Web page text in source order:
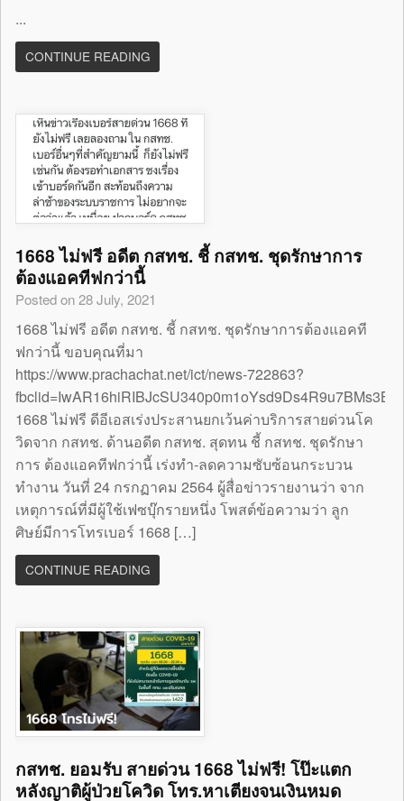
...
CONTINUE READING
1668 ไม่ฟรี อดีต กสทช. ชี้ กสทช. ชุดรักษาการ
ต้องแอคทีฟกว่านี้
Posted on 28 July, 2021
1668 ไม่ฟรี อดีต กสทช. ชี้ กสทช. ชุดรักษาการต้องแอคที
ฟกว่านี้ ขอบคุณที่มา
https://www.prachachat.net/ict/news-722863?
1668 ไม่ฟรี ดีอีเอสเร่งประสานยกเว้นค่าบริการสายด่วนโค
วิดจาก กสทช. ด้านอดีต กสทช. สุดทน ชี้ กสทช. ชุดรักษา
การ ต้องแอคทีฟกว่านี้ เร่งทำ-ลดความซับซ้อนกระบวน
ทำงาน วันที่ 24 กรกฏาคม 2564 ผู้สื่อข่าวรายงานว่า จาก
เหตุการณ์ที่มีผู้ใช้เฟซบุ๊กรายหนึ่ง โพสต์ข้อความว่า ลูก
ศิษย์มีการโทรเบอร์ 1668 […]
CONTINUE READING
กสทช. ยอมรับ สายด่วน 1668 ไม่ฟรี! โป๊ะแตก
หลังญาติผู้ป่วยโควิด โทร.หาเตียงจนเงินหมด